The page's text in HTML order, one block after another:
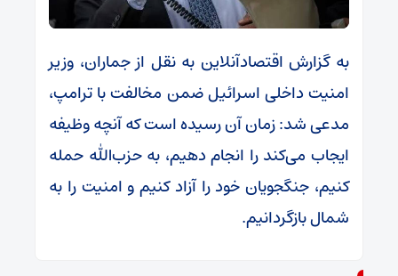
به گزارش اقتصادآنلاین به نقل از جماران، وزیر
امنیت داخلی اسرائیل ضمن مخالفت با ترامپ،
مدعی شد: زمان آن رسیده است که آنچه وظیفه
ایجاب می‌کند را انجام دهیم، به حزب‌الله حمله
کنیم، جنگجویان خود را آزاد کنیم و امنیت را به
شمال بازگردانیم.